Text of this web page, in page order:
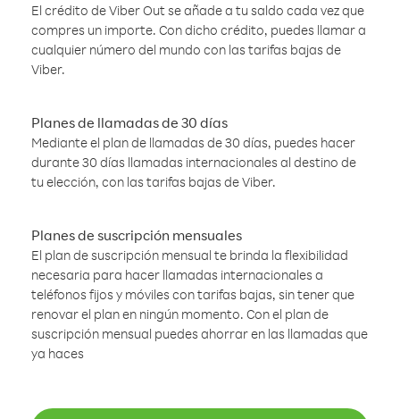
El crédito de Viber Out se añade a tu saldo cada vez que
compres un importe. Con dicho crédito, puedes llamar a
cualquier número del mundo con las tarifas bajas de
Viber.
Planes de llamadas de 30 días
Mediante el plan de llamadas de 30 días, puedes hacer
durante 30 días llamadas internacionales al destino de
tu elección, con las tarifas bajas de Viber.
Planes de suscripción mensuales
El plan de suscripción mensual te brinda la flexibilidad
necesaria para hacer llamadas internacionales a
teléfonos fijos y móviles con tarifas bajas, sin tener que
renovar el plan en ningún momento. Con el plan de
suscripción mensual puedes ahorrar en las llamadas que
ya haces